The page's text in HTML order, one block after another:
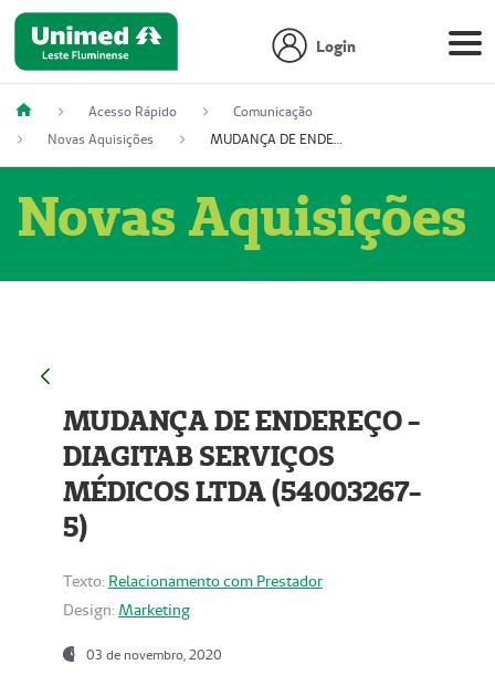
Login
Acesso Rápido
Comunicação
Novas Aquisições
MUDANÇA DE ENDEREÇO - DIAGITAB SERVIÇOS MÉDICOS LTDA (54003267-5)
Novas Aquisições
MUDANÇA DE ENDEREÇO -
DIAGITAB SERVIÇOS
MÉDICOS LTDA (54003267-
5)
Texto: Relacionamento com Prestador
Design: Marketing
03 de novembro, 2020